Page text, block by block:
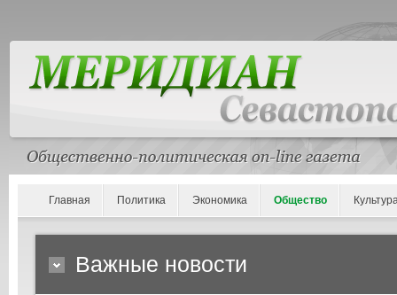
Главная Политика Экономика Общество
Важные новости